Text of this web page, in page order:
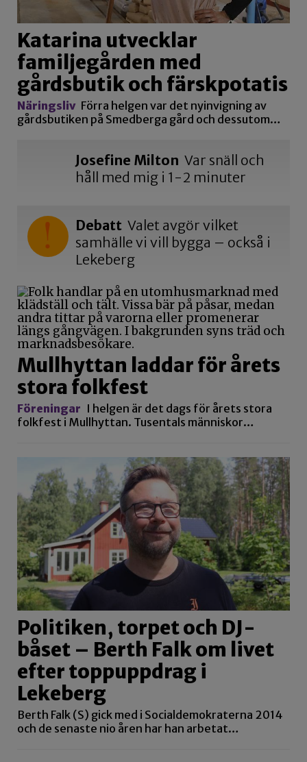
Katarina utvecklar
familjegården med
gårdsbutik och färskpotatis
Näringsliv Förra helgen var det nyinvigning av
gårdsbutiken på Smedberga gård och dessutom…
Josefine Milton Var snäll och
håll med mig i 1-2 minuter
Debatt Valet avgör vilket
samhälle vi vill bygga – också i
Lekeberg
Mullhyttan laddar för årets
stora folkfest
Föreningar I helgen är det dags för årets stora
folkfest i Mullhyttan. Tusentals människor…
Politiken, torpet och DJ-
båset – Berth Falk om livet
efter toppuppdrag i
Lekeberg
Berth Falk (S) gick med i Socialdemokraterna 2014
och de senaste nio åren har han arbetat…